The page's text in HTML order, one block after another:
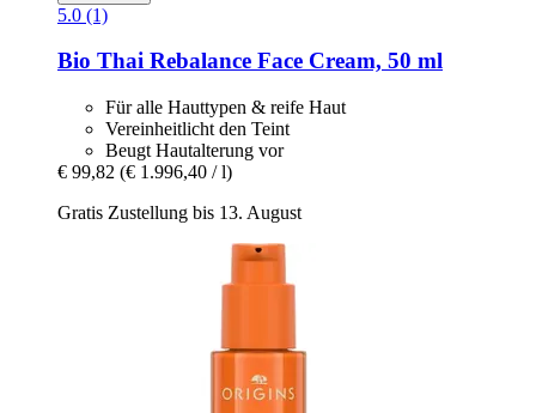
5.0 (1)
Bio Thai Rebalance Face Cream, 50 ml
Für alle Hauttypen & reife Haut
Vereinheitlicht den Teint
Beugt Hautalterung vor
€ 99,82 (€ 1.996,40 / l)
Gratis Zustellung bis 13. August